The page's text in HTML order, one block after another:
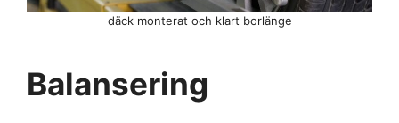
Balansering
däck monterat och klart borlänge